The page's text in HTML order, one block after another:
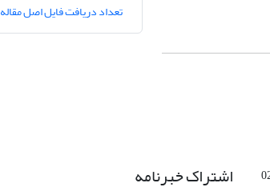
تعداد دریافت فایل اصل مقاله
اشتراک خبرنامه